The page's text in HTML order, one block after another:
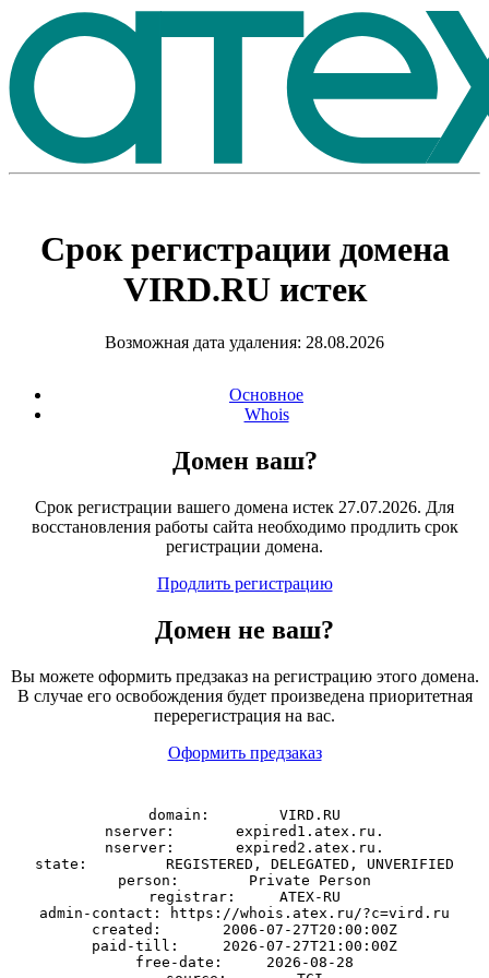
Срок регистрации домена
VIRD.RUистек
Возможная дата удаления: 28.08.2026
Основное
Whois
Домен ваш?
Срок регистрации вашего домена истек 27.07.2026. Для
восстановления работы сайта необходимо продлить срок
регистрации домена.
Продлить регистрацию
Домен не ваш?
Вы можете оформить предзаказ на регистрацию этого домена.
В случае его освобождения будет произведена приоритетная
перерегистрация на вас.
Оформить предзаказ
domain:        VIRD.RU
nserver:       expired1.atex.ru.
nserver:       expired2.atex.ru.
state:         REGISTERED, DELEGATED, UNVERIFIED
person:        Private Person
registrar:     ATEX-RU
admin-contact: https://whois.atex.ru/?c=vird.ru
created:       2006-07-27T20:00:00Z
paid-till:     2026-07-27T21:00:00Z
free-date:     2026-08-28